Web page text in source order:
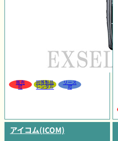
販売
可
同等製品
レンタル
リース
可
アイコム(ICOM)